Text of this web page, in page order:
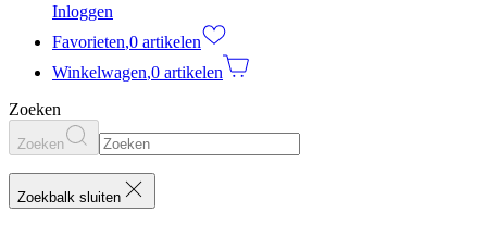
Inloggen
Favorieten,0 artikelen
Winkelwagen,0 artikelen
Zoeken
Zoeken
Zoekbalk sluiten